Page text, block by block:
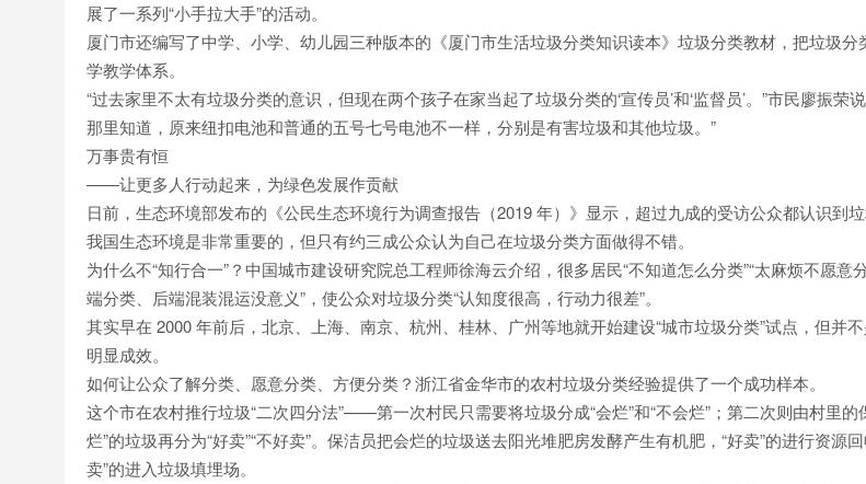
展了一系列“小手拉大手”的活动。
厦门市还编写了中学、小学、幼儿园三种版本的《厦门市生活垃圾分类知识读本》垃圾分类教材，把垃圾分
学教学体系。
“过去家里不太有垃圾分类的意识，但现在两个孩子在家当起了垃圾分类的‘宣传员’和‘监督员’。”市民廖振荣
那里知道，原来纽扣电池和普通的五号七号电池不一样，分别是有害垃圾和其他垃圾。”
万事贵有恒
——让更多人行动起来，为绿色发展作贡献
日前，生态环境部发布的《公民生态环境行为调查报告（2019 年）》显示，超过九成的受访公众都认识到
我国生态环境是非常重要的，但只有约三成公众认为自己在垃圾分类方面做得不错。
为什么不“知行合一”？中国城市建设研究院总工程师徐海云介绍，很多居民“不知道怎么分类”“太麻烦不愿意
端分类、后端混装混运没意义”，使公众对垃圾分类“认知度很高，行动力很差”。
其实早在 2000 年前后，北京、上海、南京、杭州、桂林、广州等地就开始建设“城市垃圾分类”试点，但并
明显成效。
如何让公众了解分类、愿意分类、方便分类？浙江省金华市的农村垃圾分类经验提供了一个成功样本。
这个市在农村推行垃圾“二次四分法”——第一次村民只需要将垃圾分成“会烂”和“不会烂”；第二次则由村里的
烂”的垃圾再分为“好卖”“不好卖”。保洁员把会烂的垃圾送去阳光堆肥房发酵产生有机肥，“好卖”的进行资源
卖”的进入垃圾填埋场。